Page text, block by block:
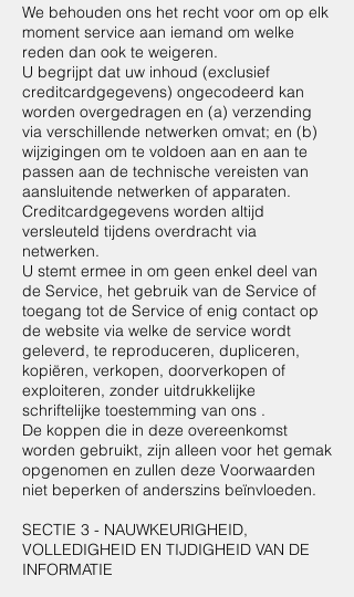
We behouden ons het recht voor om op elk
moment service aan iemand om welke
reden dan ook te weigeren.
U begrijpt dat uw inhoud (exclusief
creditcardgegevens) ongecodeerd kan
worden overgedragen en (a) verzending
via verschillende netwerken omvat; en (b)
wijzigingen om te voldoen aan en aan te
passen aan de technische vereisten van
aansluitende netwerken of apparaten.
Creditcardgegevens worden altijd
versleuteld tijdens overdracht via
netwerken.
U stemt ermee in om geen enkel deel van
de Service, het gebruik van de Service of
toegang tot de Service of enig contact op
de website via welke de service wordt
geleverd, te reproduceren, dupliceren,
kopiëren, verkopen, doorverkopen of
exploiteren, zonder uitdrukkelijke
schriftelijke toestemming van ons .
De koppen die in deze overeenkomst
worden gebruikt, zijn alleen voor het gemak
opgenomen en zullen deze Voorwaarden
niet beperken of anderszins beïnvloeden.
SECTIE 3 - NAUWKEURIGHEID,
VOLLEDIGHEID EN TIJDIGHEID VAN DE
INFORMATIE